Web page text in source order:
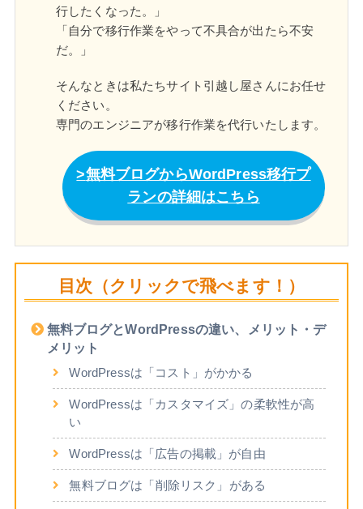
行したくなった。」
「自分で移行作業をやって不具合が出たら不安
だ。」
そんなときは私たちサイト引越し屋さんにお任せ
ください。
専門のエンジニアが移行作業を代行いたします。
無料ブログからWordPress移行プ
ランの詳細はこちら
目次（クリックで飛べます！）
無料ブログとWordPressの違い、メリット・デ
メリット
WordPressは「コスト」がかかる
WordPressは「カスタマイズ」の柔軟性が高
い
WordPressは「広告の掲載」が自由
無料ブログは「削除リスク」がある